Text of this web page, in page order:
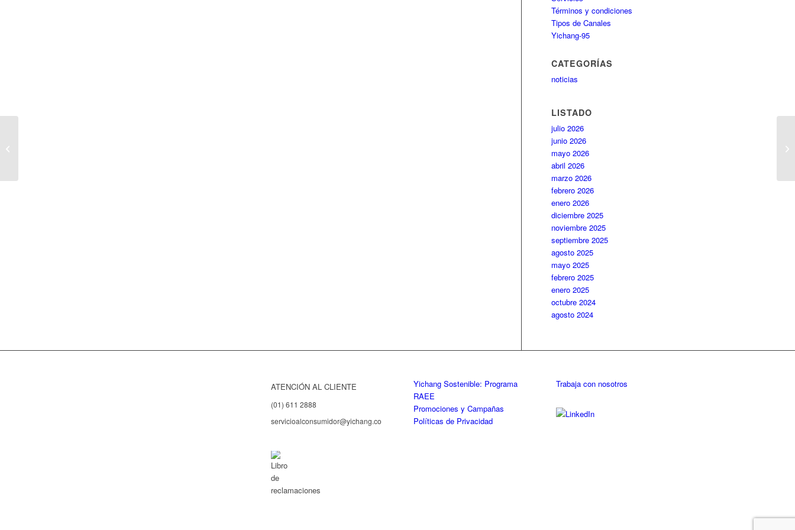
Términos y condiciones
Tipos de Canales
Yichang-95
CATEGORÍAS
noticias
LISTADO
julio 2026
junio 2026
mayo 2026
abril 2026
marzo 2026
febrero 2026
enero 2026
diciembre 2025
noviembre 2025
septiembre 2025
agosto 2025
mayo 2025
febrero 2025
enero 2025
octubre 2024
agosto 2024
ATENCIÓN AL CLIENTE
(01) 611 2888
servicioalconsumidor@yichang.com.pe
Yichang Sostenible: Programa
RAEE
Promociones y Campañas
Políticas de Privacidad
Trabaja con nosotros